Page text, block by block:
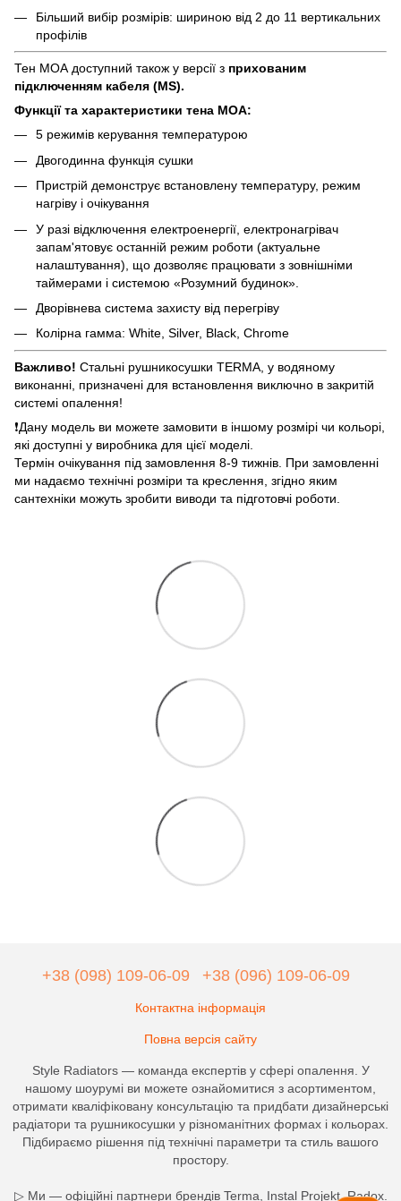
Більший вибір розмірів: шириною від 2 до 11 вертикальних
профілів
Тен МОА доступний також у версії з прихованим
підключенням кабеля (MS).
Функцiї та характеристики тена MOA:
5 режимів керування температурою
Двогодинна функція сушки
Пристрій демонструє встановлену температуру, режим
нагріву і очікування
У разі відключення електроенергії, електронагрівач
запам'ятовує останній режим роботи (актуальне
налаштування), що дозволяє працювати з зовнішніми
таймерами і системою «Розумний будинок».
Дворівнева система захисту від перегріву
Колірна гамма: White, Silver, Black, Chrome
Важливо! Стальні рушникосушки TERMA, у водяному
виконанні, призначені для встановлення виключно в закритій
системі опалення!
❗️Дану модель ви можете замовити в іншому розмірі чи кольорі,
які доступні у виробника для цієї моделі.
Термін очікування під замовлення 8-9 тижнів. При замовленні
ми надаємо технічні розміри та креслення, згідно яким
сантехніки можуть зробити виводи та підготовчі роботи.
+38 (098) 109-06-09 +38 (096) 109-06-09
Контактна інформація
Повна версія сайту
Style Radiators — команда експертів у сфері опалення. У
нашому шоурумі ви можете ознайомитися з асортиментом,
отримати кваліфіковану консультацію та придбати дизайнерські
радіатори та рушникосушки у різноманітних формах і кольорах.
Підбираємо рішення під технічні параметри та стиль вашого
простору.
▷ Ми — офіційні партнери брендів Terma, Instal Projekt, Radox.